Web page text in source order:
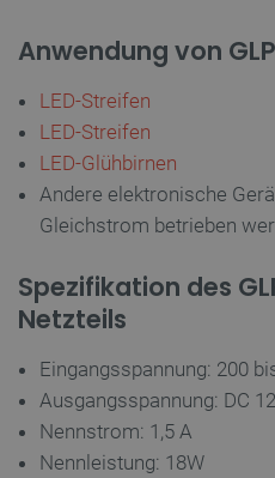
Anwendung von
LED-Streifen
LED-Streifen
LED-Glühbirnen
Andere elektronische
Gleichstrom betrieben
Spezifikation des
Netzteils
Eingangsspannung: 200
Ausgangsspannung: DC
Nennstrom: 1,5 A
Nennleistung: 18W
critAccountId
PrestaShop-
Datenschutzerklärung